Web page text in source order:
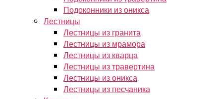
Подоконники из оникса
Лестницы
Лестницы из гранита
Лестницы из мрамора
Лестницы из кварца
Лестницы из травертина
Лестницы из оникса
Лестницы из песчаника